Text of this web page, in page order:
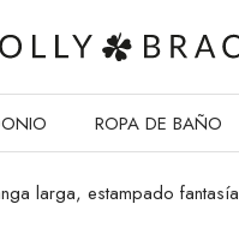
ROPA DE BAÑO
larga, estampado fantasía